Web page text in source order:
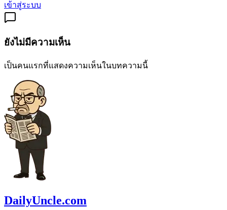
เข้าสู่ระบบ
ยังไม่มีความเห็น
เป็นคนแรกที่แสดงความเห็นในบทความนี้
DailyUncle.com